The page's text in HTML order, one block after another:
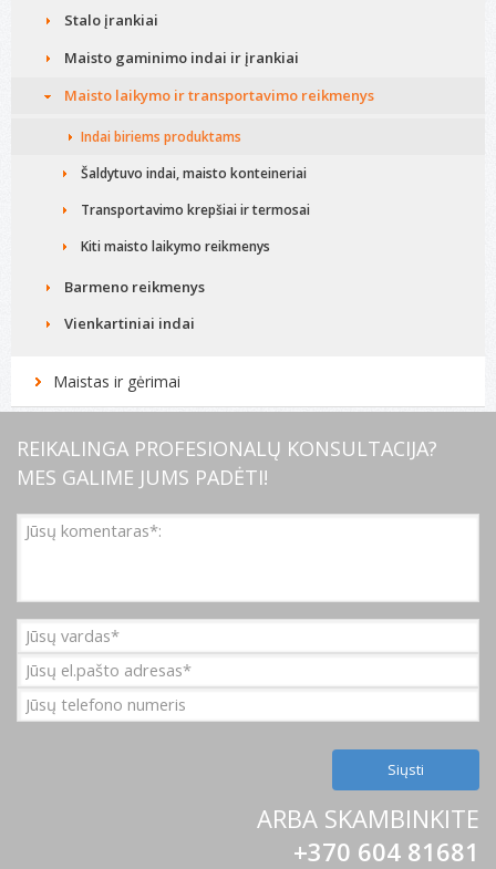
Stalo įrankiai
Maisto gaminimo indai ir įrankiai
Maisto laikymo ir transportavimo reikmenys
Indai biriems produktams
Šaldytuvo indai, maisto konteineriai
Transportavimo krepšiai ir termosai
Kiti maisto laikymo reikmenys
Barmeno reikmenys
Vienkartiniai indai
Maistas ir gėrimai
REIKALINGA PROFESIONALŲ KONSULTACIJA?
MES GALIME JUMS PADĖTI!
ARBA SKAMBINKITE
+370 604 81681